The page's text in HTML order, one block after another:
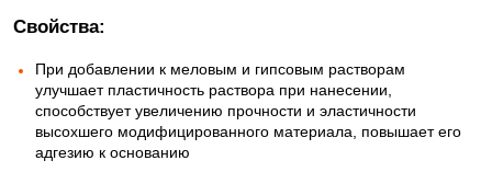
Свойства:
При добавлении к меловым и гипсовым растворам
улучшает пластичность раствора при нанесении,
способствует увеличению прочности и эластичности
высохшего модифицированного материала, повышает его
адгезию к основанию